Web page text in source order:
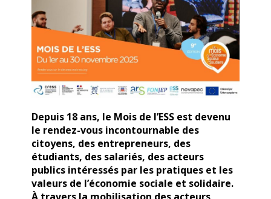
Depuis 18 ans, le Mois de l’ESS est devenu
le rendez-vous incontournable des
citoyens, des entrepreneurs, des
étudiants, des salariés, des acteurs
publics intéressés par les pratiques et les
valeurs de l’économie sociale et solidaire.